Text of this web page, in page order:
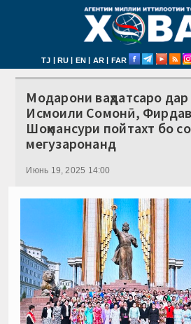
TJ | RU | EN | AR | FAR
Модарони ваҳдатсаро дар
Исмоили Сомонӣ,
Шоҳмансури пойтахт бо
мегузаронанд
Июнь 19, 2025 14:00